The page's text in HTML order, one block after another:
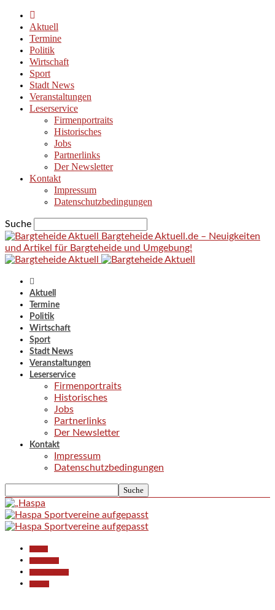
Aktuell
Termine
Politik
Wirtschaft
Sport
Stadt News
Veranstaltungen
Leserservice
Firmenportraits
Historisches
Jobs
Partnerlinks
Der Newsletter
Kontakt
Impressum
Datenschutzbedingungen
Suche
Bargteheide Aktuell.de – Neuigkeiten
und Artikel für Bargteheide und Umgebung!
Aktuell
Termine
Politik
Wirtschaft
Sport
Stadt News
Veranstaltungen
Leserservice
Firmenportraits
Historisches
Jobs
Partnerlinks
Der Newsletter
Kontakt
Impressum
Datenschutzbedingungen